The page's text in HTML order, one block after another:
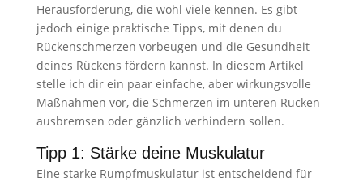
Herausforderung, die wohl viele kennen. Es gibt
jedoch einige praktische Tipps, mit denen du
Rückenschmerzen vorbeugen und die Gesundheit
deines Rückens fördern kannst. In diesem Artikel
stelle ich dir ein paar einfache, aber wirkungsvolle
Maßnahmen vor, die Schmerzen im unteren Rücken
ausbremsen oder gänzlich verhindern sollen.
Tipp 1: Stärke deine Muskulatur
Eine starke Rumpfmuskulatur ist entscheidend für